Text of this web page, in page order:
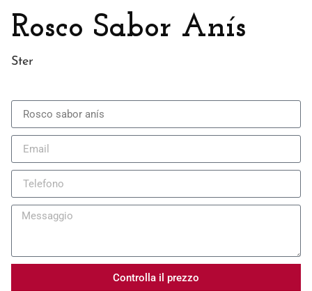
Rosco Sabor Anís
Ster
Controlla il prezzo